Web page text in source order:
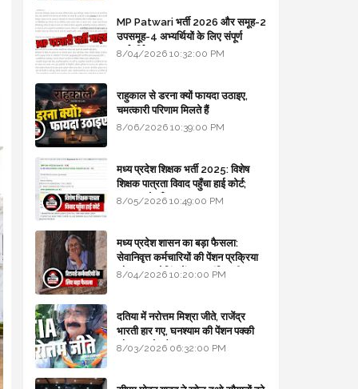
MP Patwari भर्ती 2026 और समूह-2
उपसमूह-4 अभ्यर्थियों के लिए संपूर्ण
मार्गदर्शिका
8/04/2026 10:32:00 PM
राहुकाल से डरना क्यों फायदा उठाइए,
चमत्कारी परिणाम मिलते हैं
8/06/2026 10:39:00 PM
मध्य प्रदेश शिक्षक भर्ती 2025: विशेष
शिक्षक पात्रता विवाद पहुँचा हाई कोर्ट;
सरकार से माँगा जवाब
8/05/2026 10:49:00 PM
मध्य प्रदेश शासन का बड़ा फैसला:
सेवानिवृत्त कर्मचारियों की पेंशन प्रक्रिया
और बजट कोडिंग में हुए क्रांतिकारी
8/04/2026 10:20:00 PM
दतिया में नरोत्तम मिश्रा जीते, राजेंद्र
भारती हार गए, घनश्याम की पेंशन पक्की
और आशुतोष बैक टू...
8/03/2026 06:32:00 PM